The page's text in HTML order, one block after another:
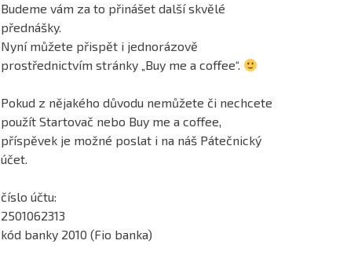
Budeme vám za to přinášet další skvělé
přednášky.
Nyní můžete přispět i jednorázově
prostřednictvím stránky „Buy me a coffee“.
Pokud z nějakého důvodu nemůžete či nechcete
použít Startovač nebo Buy me a coffee,
příspěvek je možné poslat i na náš Pátečnický
účet.
číslo účtu:
2501062313
kód banky 2010 (Fio banka)